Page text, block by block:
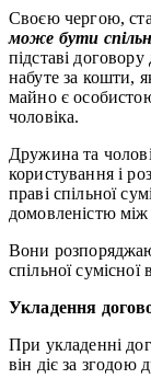
Своєю чергою,
може бути
підставі
набуте за кошти,
майно є
чоловіка.
Дружина та
користування і
праві спільної
домовленістю
Вони
спільної
Укладення
При укладенні
він діє за згодою